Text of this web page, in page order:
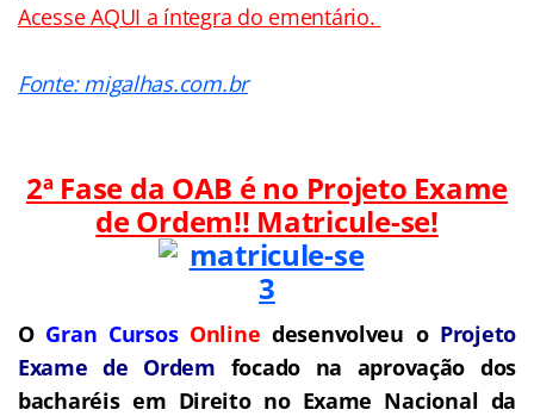
Acesse AQUI a íntegra do ementário.
Fonte: migalhas.com.br
2ª Fase da OAB é no Projeto Exame
de Ordem!! Matricule-se!
O Gran Cursos Online desenvolveu o Projeto
Exame de Ordem focado na aprovação dos
bacharéis em Direito no Exame Nacional da